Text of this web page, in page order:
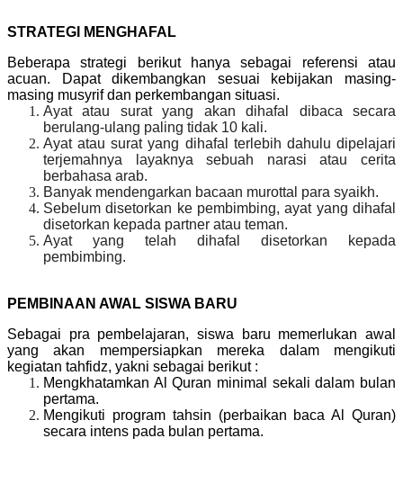
STRATEGI MENGHAFAL
Beberapa strategi berikut hanya sebagai referensi atau
acuan. Dapat dikembangkan sesuai kebijakan masing-
masing musyrif dan perkembangan situasi.
Ayat atau surat yang akan dihafal dibaca secara
berulang-ulang paling tidak 10 kali.
Ayat atau surat yang dihafal terlebih dahulu dipelajari
terjemahnya layaknya sebuah narasi atau cerita
berbahasa arab.
Banyak mendengarkan bacaan murottal para syaikh.
Sebelum disetorkan ke pembimbing, ayat yang dihafal
disetorkan kepada partner atau teman.
Ayat yang telah dihafal disetorkan kepada
pembimbing.
PEMBINAAN AWAL SISWA BARU
Sebagai pra pembelajaran, siswa baru memerlukan awal
yang akan mempersiapkan mereka dalam mengikuti
kegiatan tahfidz, yakni sebagai berikut :
Mengkhatamkan Al Quran minimal sekali dalam bulan
pertama.
Mengikuti program tahsin (perbaikan baca Al Quran)
secara intens pada bulan pertama.